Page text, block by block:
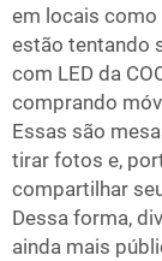
em locais como
estão tentando
com LED da
comprando
Essas são
tirar fotos e,
compartilhar
Dessa forma,
ainda mais